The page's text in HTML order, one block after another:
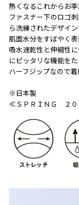
熱くなるこれからお
ファスナー下のロゴ
ら洗練されたデザイン
肌面水分をすばやく
吸水速乾性と伸縮性
にピッタリな機能を
ハーフジップなので
※日本製
≪ＳＰＲＩＮＧ ２